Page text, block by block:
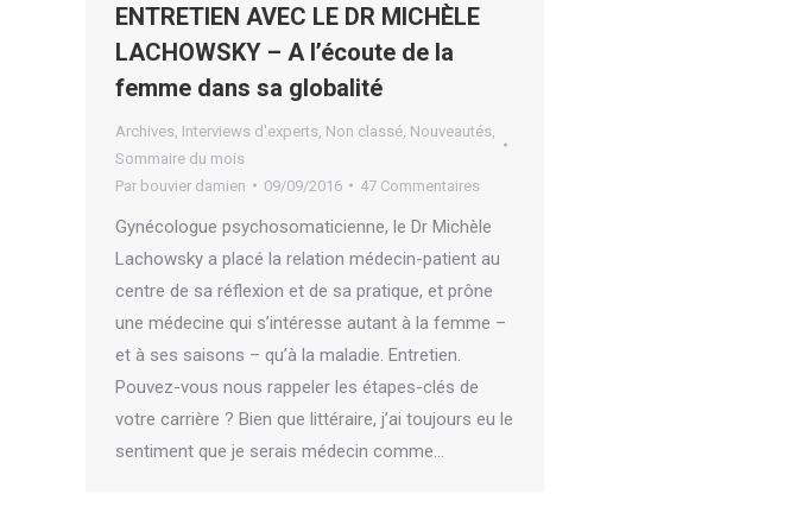
ENTRETIEN AVEC LE DR MICHÈLE
LACHOWSKY – A l’écoute de la
femme dans sa globalité
Archives Interviews d'experts Non classé Nouveautés
Sommaire du mois
Par bouvier damien 09/09/2016 47 Commentaires
Gynécologue psychosomaticienne, le Dr Michèle
Lachowsky a placé la relation médecin-patient au
centre de sa réflexion et de sa pratique, et prône
une médecine qui s’intéresse autant à la femme –
et à ses saisons – qu’à la maladie. Entretien.
Pouvez-vous nous rappeler les étapes-clés de
votre carrière ? Bien que littéraire, j’ai toujours eu le
sentiment que je serais médecin comme…